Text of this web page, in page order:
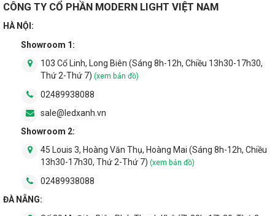
CÔNG TY CỔ PHẦN MODERN LIGHT VIỆT NAM
HÀ NỘI:
Showroom 1:
103 Cổ Linh, Long Biên (Sáng 8h-12h, Chiều 13h30-17h30,
Thứ 2-Thứ 7) (xem bản đồ)
02489938088
sale@ledxanh.vn
Showroom 2:
45 Louis 3, Hoàng Văn Thụ, Hoàng Mai (Sáng 8h-12h, Chiều
13h30-17h30, Thứ 2-Thứ 7) (xem bản đồ)
02489938088
ĐÀ NẴNG: